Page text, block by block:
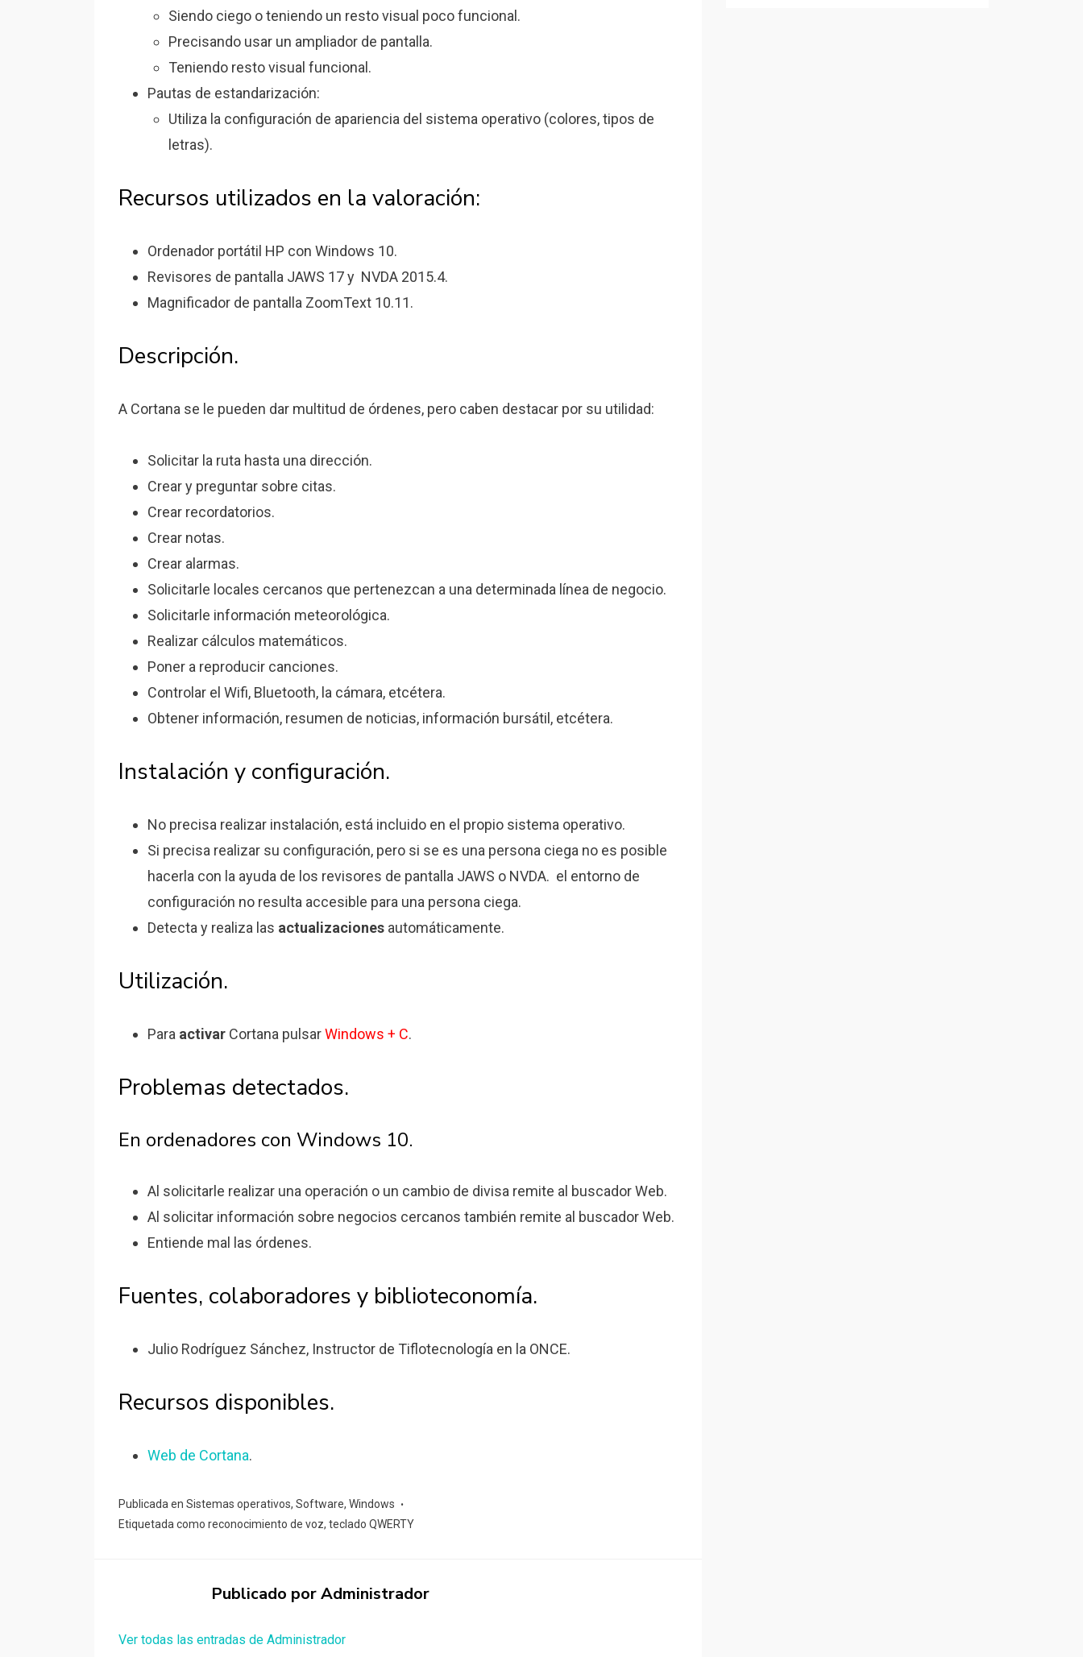
Siendo ciego o teniendo un resto visual poco funcional.
Precisando usar un ampliador de pantalla.
Teniendo resto visual funcional.
Pautas de estandarización:
Utiliza la configuración de apariencia del sistema operativo (colores, tipos de
letras).
Recursos utilizados en la valoración:
Ordenador portátil HP con Windows 10.
Revisores de pantalla JAWS 17 y NVDA 2015.4.
Magnificador de pantalla ZoomText 10.11.
Descripción.
A Cortana se le pueden dar multitud de órdenes, pero caben destacar por su utilidad:
Solicitar la ruta hasta una dirección.
Crear y preguntar sobre citas.
Crear recordatorios.
Crear notas.
Crear alarmas.
Solicitarle locales cercanos que pertenezcan a una determinada línea de negocio.
Solicitarle información meteorológica.
Realizar cálculos matemáticos.
Poner a reproducir canciones.
Controlar el Wifi, Bluetooth, la cámara, etcétera.
Obtener información, resumen de noticias, información bursátil, etcétera.
Instalación y configuración.
No precisa realizar instalación, está incluido en el propio sistema operativo.
Si precisa realizar su configuración, pero si se es una persona ciega no es posible
hacerla con la ayuda de los revisores de pantalla JAWS o NVDA. el entorno de
configuración no resulta accesible para una persona ciega.
Detecta y realiza las actualizaciones automáticamente.
Utilización.
Para activar Cortana pulsarWindows + C.
Problemas detectados.
En ordenadores con Windows 10.
Al solicitarle realizar una operación o un cambio de divisa remite al buscador Web.
Al solicitar información sobre negocios cercanos también remite al buscador Web.
Entiende mal las órdenes.
Fuentes, colaboradores y biblioteconomía.
Julio Rodríguez Sánchez, Instructor de Tiflotecnología en la ONCE.
Recursos disponibles.
Web de Cortana.
Publicada en Sistemas operativos, Software, Windows
Etiquetada como reconocimiento de voz, teclado QWERTY
Publicado porAdministrador
Ver todas las entradas de Administrador